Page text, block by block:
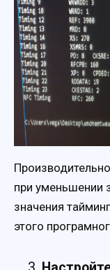
при уменьшении
значения
этого